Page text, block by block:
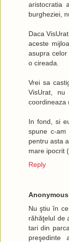
aristocratia
burgheziei,
Daca
aceste
asupra celor
o cireada.
Vrei sa
VisUrat,
coordineaza
In fond, si
spune c-am
pentru asta
mare ipocrit
Reply
Anonymous
Nu ştiu în
răhăţelul de
tari din
preşedinte